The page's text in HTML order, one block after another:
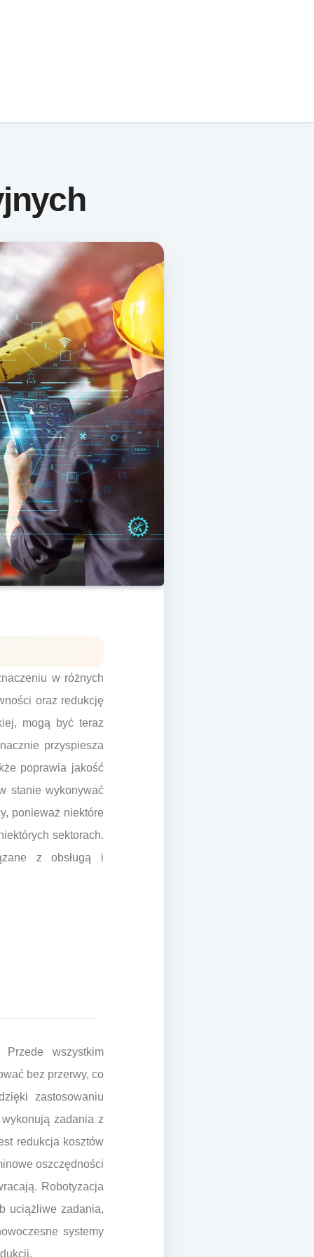
w różnych
oraz redukcję
mogą być teraz
przyspiesza
poprawia jakość
stanie wykonywać
ponieważ niektóre
sektorach.
z obsługą i
wszystkim
bez przerwy, co
zastosowaniu
zadania z
redukcja kosztów
oszczędności
Robotyzacja
uciążliwe zadania,
systemy